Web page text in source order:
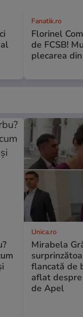
Fanatik.ro
Florinel
de FCSB!
plecarea
Unica.ro
Mirabela
flancată de
aflat
de Apel